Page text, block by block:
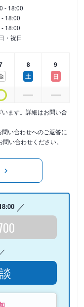
- 18:00
18:00
18:00
・祝日
8
土
9
日
ます。詳細はお問い合
い合わせへのご返答に
い合わせください。